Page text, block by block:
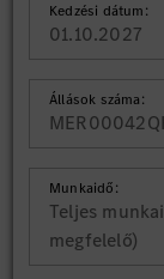
Kedzési dátum:
01.10.2027
Állások száma:
Munkaidő:
Teljes
megfelelő)